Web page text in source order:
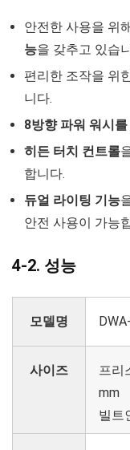
안전한 사용을 위
능을 갖추고 있습
편리한 조작을 위
니다.
8방향 파워 워시
히든 터치 컨트롤
합니다.
듀얼 라이팅 기능
안전 사용이 가능
4-2. 성능
모델명
사이즈
프리
mm
빌트